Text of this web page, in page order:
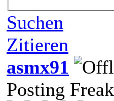
Suchen
Zitieren
asmx91
Posting Freak